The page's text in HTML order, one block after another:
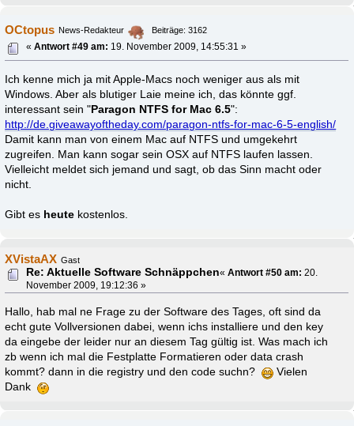
OCtopus News-Redakteur
Beiträge: 3162
«Antwort #49 am: 19. November 2009, 14:55:31 »
Ich kenne mich ja mit Apple-Macs noch weniger aus als mit
Windows. Aber als blutiger Laie meine ich, das könnte ggf.
interessant sein " Paragon NTFS for Mac 6.5":
http://de.giveawayoftheday.com/paragon-ntfs-for-mac-6-5-english/
Damit kann man von einem Mac auf NTFS und umgekehrt
zugreifen. Man kann sogar sein OSX auf NTFS laufen lassen.
Vielleicht meldet sich jemand und sagt, ob das Sinn macht oder
nicht.
Gibt es heute kostenlos.
XVistaAX Gast
Re: Aktuelle Software Schnäppchen«Antwort #50 am: 20.
November 2009, 19:12:36 »
Hallo, hab mal ne Frage zu der Software des Tages, oft sind da
echt gute Vollversionen dabei, wenn ichs installiere und den key
da eingebe der leider nur an diesem Tag gültig ist. Was mach ich
zb wenn ich mal die Festplatte Formatieren oder data crash
kommt? dann in die registry und den code suchn?
Vielen
Dank